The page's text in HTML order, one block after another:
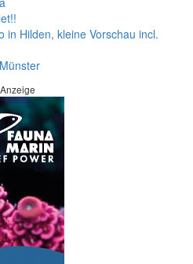
in Hilden, kleine Vorschau incl.
Anzeige